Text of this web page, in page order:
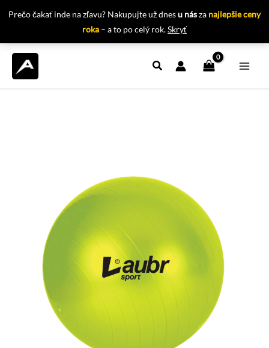
Prečo čakať inde na zľavu? Nakupujte už dnesu násza najlepšie ceny
roka – a to po celý rok.Skryť
Preskočiť